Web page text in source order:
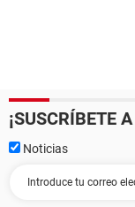
¡SUSCRÍBETE
Noticias